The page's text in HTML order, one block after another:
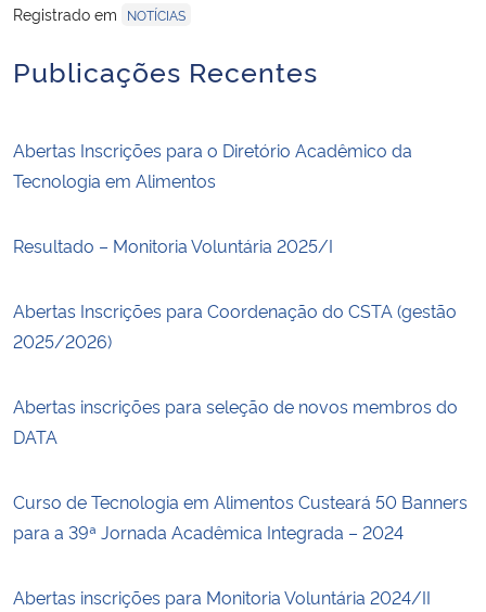
Registrado em
NOTÍCIAS
Publicações Recentes
Abertas Inscrições para o Diretório Acadêmico da
Tecnologia em Alimentos
Resultado – Monitoria Voluntária 2025/I
Abertas Inscrições para Coordenação do CSTA (gestão
2025/2026)
Abertas inscrições para seleção de novos membros do
DATA
Curso de Tecnologia em Alimentos Custeará 50 Banners
para a 39ª Jornada Acadêmica Integrada – 2024
Abertas inscrições para Monitoria Voluntária 2024/II